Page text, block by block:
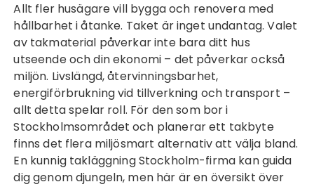
Allt fler husägare vill bygga och renovera med
hållbarhet i åtanke. Taket är inget undantag. Valet
av takmaterial påverkar inte bara ditt hus
utseende och din ekonomi – det påverkar också
miljön. Livslängd, återvinningsbarhet,
energiförbrukning vid tillverkning och transport –
allt detta spelar roll. För den som bor i
Stockholmsområdet och planerar ett takbyte
finns det flera miljösmart alternativ att välja bland.
En kunnig takläggning Stockholm-firma kan guida
dig genom djungeln, men här är en översikt över